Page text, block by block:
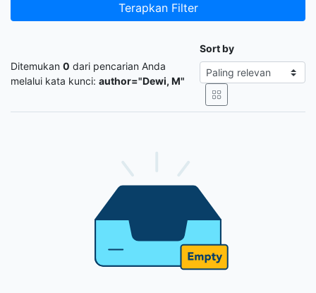
Terapkan Filter
Ditemukan 0 dari pencarian Anda
melalui kata kunci: author="Dewi, M"
Sort by